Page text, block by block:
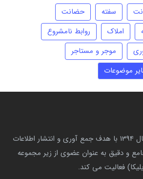
سفته
حضانت
املاک
روابط نامشروع
موجر و مستاجر
موضوعات
مرجع حقوقی ایران از سال 1394 با هدف جمع آوری و انتشار اطلاعات
و دقیق به عنوان عضوی از زیر مجموعه
فعالیت می کند.